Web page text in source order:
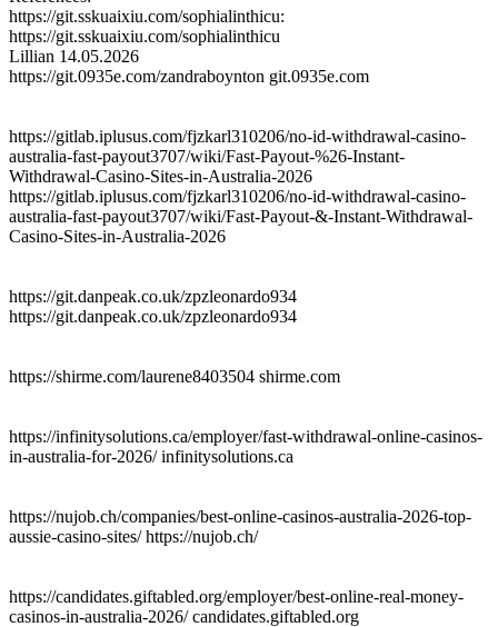
https://git.sskuaixiu.com/sophialinthicu:
https://git.sskuaixiu.com/sophialinthicu
Lillian 14.05.2026
https://git.0935e.com/zandraboynton git.0935e.com
https://gitlab.iplusus.com/fjzkarl310206/no-id-withdrawal-casino-
australia-fast-payout3707/wiki/Fast-Payout-%26-Instant-
Withdrawal-Casino-Sites-in-Australia-2026
https://gitlab.iplusus.com/fjzkarl310206/no-id-withdrawal-casino-
australia-fast-payout3707/wiki/Fast-Payout-&-Instant-Withdrawal-
Casino-Sites-in-Australia-2026
https://git.danpeak.co.uk/zpzleonardo934
https://git.danpeak.co.uk/zpzleonardo934
https://shirme.com/laurene8403504 shirme.com
https://infinitysolutions.ca/employer/fast-withdrawal-online-casinos-
in-australia-for-2026/ infinitysolutions.ca
https://nujob.ch/companies/best-online-casinos-australia-2026-top-
aussie-casino-sites/ https://nujob.ch/
https://candidates.giftabled.org/employer/best-online-real-money-
casinos-in-australia-2026/ candidates.giftabled.org